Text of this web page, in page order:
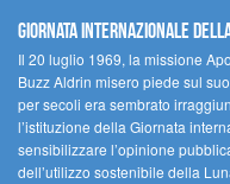
Giornata Internazionale
Il 20 luglio 1969, la missione
Buzz Aldrin misero piede sul
per secoli era sembrato
l’istituzione della Giornata
sensibilizzare l’opinione
dell’utilizzo sostenibile della